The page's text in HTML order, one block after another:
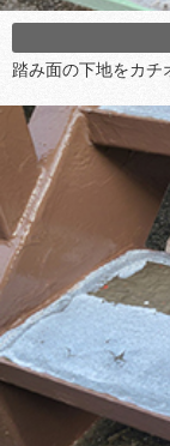
踏み面の下地をカチ